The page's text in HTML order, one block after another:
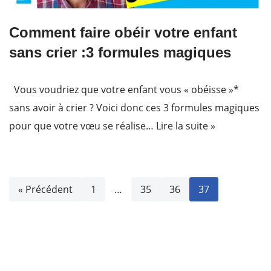
Comment faire obéir votre enfant
sans crier :3 formules magiques
Vous voudriez que votre enfant vous « obéisse »*
sans avoir à crier ? Voici donc ces 3 formules magiques
pour que votre vœu se réalise… Lire la suite »
« Précédent 1 … 35 36 37